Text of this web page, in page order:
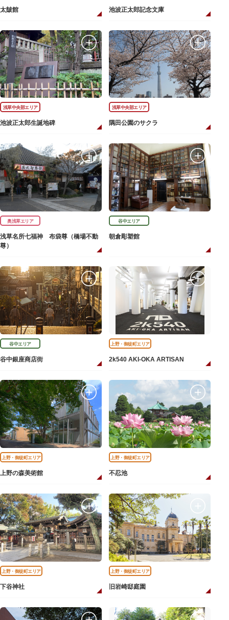
太皷館 池波正太郎記念文庫
浅草中央部エリア
池波正太郎生誕地碑
浅草中央部エリア
隅田公園のサクラ
奥浅草エリア
浅草名所七福神 布袋尊（橋場不動
尊）
谷中エリア
朝倉彫塑館
谷中エリア
谷中銀座商店街
上野・御徒町エリア
2k540 AKI-OKA ARTISAN
上野・御徒町エリア
上野の森美術館
上野・御徒町エリア
不忍池
上野・御徒町エリア
下谷神社
上野・御徒町エリア
旧岩崎邸庭園